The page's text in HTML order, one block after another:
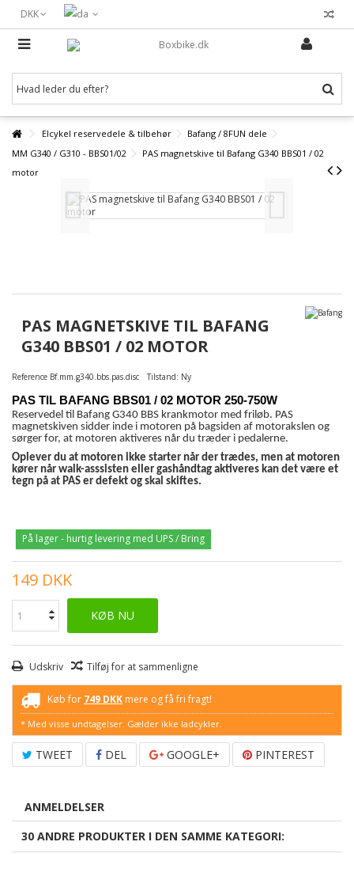
DKK
Elcykel reservedele & tilbehør
Bafang / 8FUN dele
MM G340 / G310 - BBS01/02
PAS magnetskive til Bafang G340 BBS01 / 02
motor
PAS MAGNETSKIVE TIL BAFANG
G340 BBS01 / 02 MOTOR
Reference Bf.mm.g340.bbs.pas.disc Tilstand: Ny
PAS TIL BAFANG BBS01 / 02 MOTOR 250-750W
Reservedel til Bafang G340 BBS krankmotor med friløb. PAS
magnetskiven sidder inde i motoren på bagsiden af motorakslen og
sørger for, at motoren aktiveres når du træder i pedalerne.
Oplever du at motoren ikke starter når der trædes, men at motoren
kører når walk-asssisten eller gashåndtag aktiveres kan det være et
tegn på at PAS er defekt og skal skiftes.
På lager - hurtig levering med UPS / Bring
149 DKK
KØB NU
Udskriv Tilføj for at sammenligne
Køb for 749 DKK mere og få fri fragt!
* Med visse undtagelser. Gælder ikke ladcykler.
TWEET DEL GOOGLE+ PINTEREST
ANMELDELSER
30 ANDRE PRODUKTER I DEN SAMME KATEGORI: